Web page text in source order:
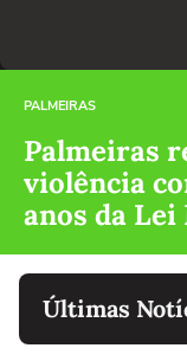
PALMEIRAS
Palmeiras
violência
anos da
Últimas